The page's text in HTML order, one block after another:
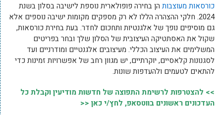
כורסאות מעוצבות הן בחירה פופולארית נוספת לישיבה בסלון בשנת
2024. חלקי ההצהרה הללו לא רק מספקים מקומות ישיבה נוספים אלא
גם מוסיפים נופך של אלגנטיות ותחכום לחדר. בעת בחירת כורסאות,
שקול את האסתטיקה העיצובית של הסלון שלך ובחר בפריטים
המשלימים את העיצוב הכללי. מעיצובים אלגנטיים ומודרניים ועד
לסגנונות קלאסיים, יוקרתיים, יש מגוון רחב של אפשרויות זמינות כדי
להתאים לטעמים ולהעדפות שונות.
>> להצטרפות לרשימת התפוצה של חדשות מודיעין וקבלת כל
העדכונים ראשונים בווטסאפ, לחץ/י כאן <<